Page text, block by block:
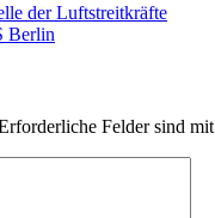
der Luftstreitkräfte
Berlin
Felder sind mit